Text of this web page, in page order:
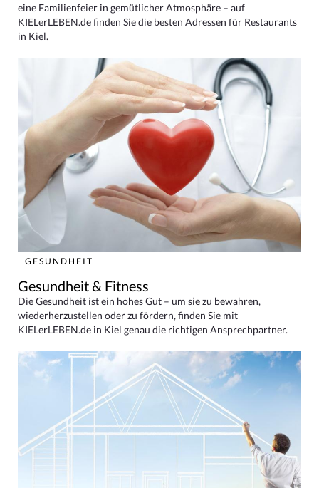
eine Familienfeier in gemütlicher Atmosphäre – auf
KIELerLEBEN.de finden Sie die besten Adressen für Restaurants
in Kiel.
GESUNDHEIT
Gesundheit & Fitness
Die Gesundheit ist ein hohes Gut – um sie zu bewahren,
wiederherzustellen oder zu fördern, finden Sie mit
KIELerLEBEN.de in Kiel genau die richtigen Ansprechpartner.